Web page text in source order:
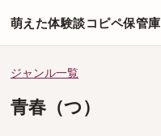
萌えた体験談コピペ保管庫
ジャンル一覧
青春（つ）